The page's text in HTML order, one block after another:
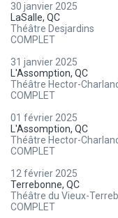
30 janvier 2025
LaSalle, QC
Théâtre Desjardins
COMPLET
31 janvier 2025
L'Assomption, QC
Théâtre Hector-
COMPLET
01 février 2025
L'Assomption, QC
Théâtre Hector-
COMPLET
12 février 2025
Terrebonne, QC
Théâtre du Vieux-
COMPLET